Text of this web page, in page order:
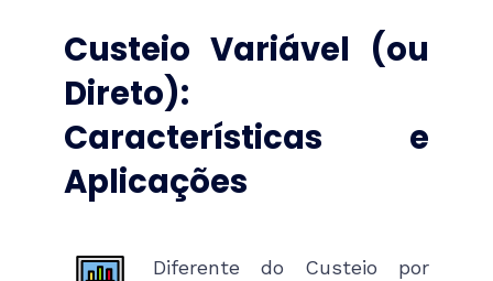
Custeio Variável (ou
Direto):
Características e
Aplicações
Diferente do Custeio por